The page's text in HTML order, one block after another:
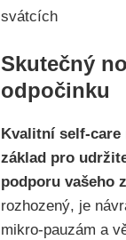
Skutečný
odpočinku
Kvalitní self-
základ pro
podporu vašeho
rozhozený, je
mikro-pauzám a